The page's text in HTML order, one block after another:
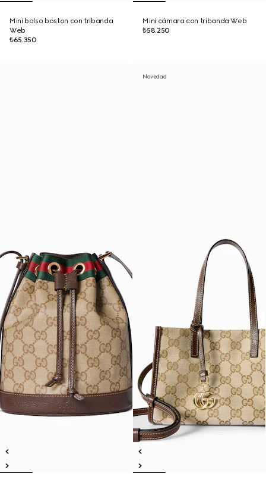
Mini bolso boston con tribanda
Web
₺65.350
Mini cámara con tribanda Web
₺58.250
Novedad